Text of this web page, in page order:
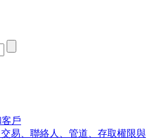
戶
易、聯絡人、管道、存取權限與